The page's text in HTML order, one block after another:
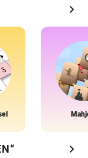
chevron_right
chevron_right